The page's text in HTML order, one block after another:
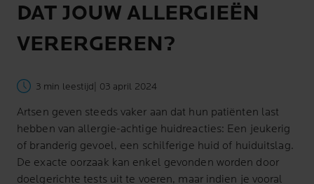
DAT JOUW ALLERGIEËN
VERERGEREN?
3 min leestijd | 03 april 2024
Artsen geven steeds vaker aan dat hun patiënten last
hebben van allergie-achtige huidreacties: Een jeukerig
of branderig gevoel, een schilferige huid of huiduitslag.
De exacte oorzaak kan enkel gevonden worden door
doelgerichte tests uit te voeren, maar indien je vooral